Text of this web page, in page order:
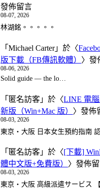
發佈留言
08-07, 2026
林湖銘。。。。。
「 Michael Carter」於〈
版下載（FB傳訊軟體） 〉發
08-06, 2026
Solid guide — the lo…
「 匿名訪客 」於〈LINE 電
新版（Win+Mac 版） 〉發佈
08-03, 2026
東京・大阪 日本女生預約指南
「 匿名訪客 」於〈[下載]
體中文版+免費版） 〉發佈
08-03, 2026
東京・大阪 高級派遣サービス